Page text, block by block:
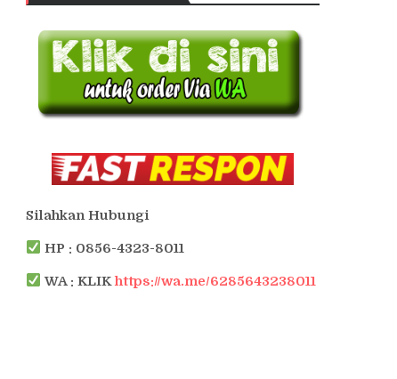
Silahkan Hubungi
HP : 0856-4323-8011
WA : KLIKhttps://wa.me/6285643238011